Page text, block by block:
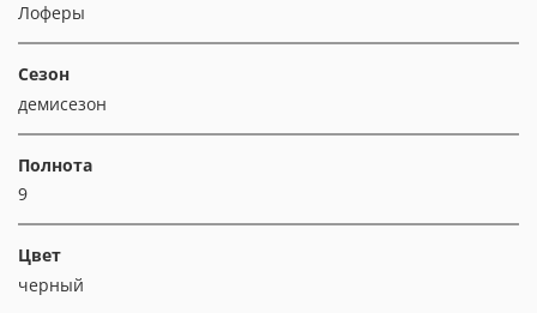
Лоферы
Сезон
демисезон
Полнота
9
Цвет
черный